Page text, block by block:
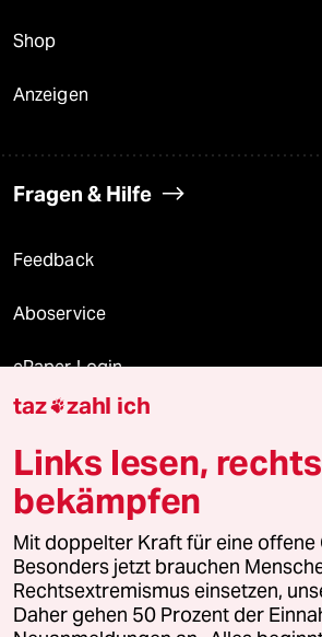
Shop
Anzeigen
Fragen & Hilfe
Feedback
Aboservice
ePaper Login
Downloads für Abonnierende
© 2026 taz Verlags und Vertriebs GmbH
Alle Rechte vorbehalten. Bei rechtlichen Fragen
wenden Sie sich bitte an
lizenzen@taz.de
Feedback Redaktionsstatut
taz zahl ich
Links lesen, rechts
bekämpfen
Mit doppelter Kraft für eine offene
Besonders jetzt brauchen
Rechtsextremismus einsetzen,
Daher gehen 50 Prozent der